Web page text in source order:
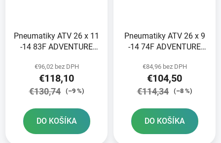
Pneumatiky ATV 26 x 11
-14 83F ADVENTURE
€96,02 bez DPH
€118,10
€130,74 (–9 %)
DO KOŠÍKA
Pneumatiky ATV 26 x 9
-14 74F ADVENTURE
€84,96 bez DPH
€104,50
€114,34 (–8 %)
DO KOŠÍKA